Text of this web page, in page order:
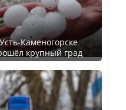
официально
в должность
США
Каменогорске
крупный град